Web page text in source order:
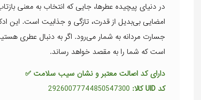
در دنیای پیچیده عطرها، جایی که انتخاب به معنی
امضایی بی‌بدیل از قدرت، تازگی و جذابیت است. این
جسارت مردانه به شمار می‌رود. اگر به دنبال عطری
است که شما را به مقصد خواهد رساند.
دارای کد اصالت معتبر و نشان سیب سلامت ✅
کد UID کالا:
29260077744850547300